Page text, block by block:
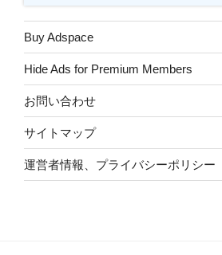
Buy Adspace
Hide Ads for Premium Members
お問い合わせ
サイトマップ
運営者情報、プライバシーポリシー